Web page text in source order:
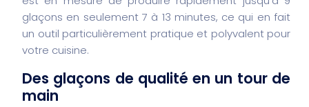
glaçons en seulement 7 à 13 minutes, ce qui en fait
un outil particulièrement pratique et polyvalent pour
votre cuisine.
Des glaçons de qualité en un tour de
main